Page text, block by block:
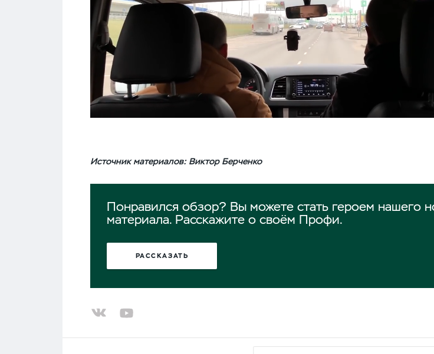
Источник материалов: Виктор Берченко
Понравился обзор? Вы можете стать героем нашего
материала. Расскажите о своём Профи.
РАССКАЗАТЬ